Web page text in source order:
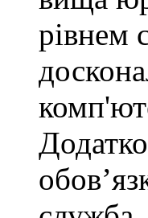
рівнем